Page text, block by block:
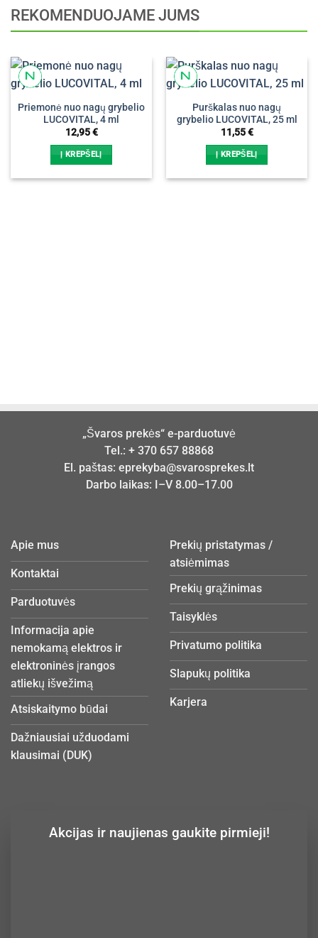
REKOMENDUOJAME JUMS
Priemonė nuo nagų grybelio
LUCOVITAL, 4 ml
12,95€
Į KREPŠELĮ
Purškalas nuo nagų
grybelio LUCOVITAL, 25 ml
11,55€
Į KREPŠELĮ
„Švaros prekės“ e-parduotuvė
Tel.: + 370 657 88868
El. paštas: eprekyba@svarosprekes.lt
Darbo laikas: I–V 8.00–17.00
Apie mus
Kontaktai
Parduotuvės
Informacija apie
nemokamą elektros ir
elektroninės įrangos
atliekų išvežimą
Atsiskaitymo būdai
Dažniausiai užduodami
klausimai (DUK)
Prekių pristatymas /
atsiėmimas
Prekių grąžinimas
Taisyklės
Privatumo politika
Slapukų politika
Karjera
Akcijas ir naujienas gaukite pirmieji!